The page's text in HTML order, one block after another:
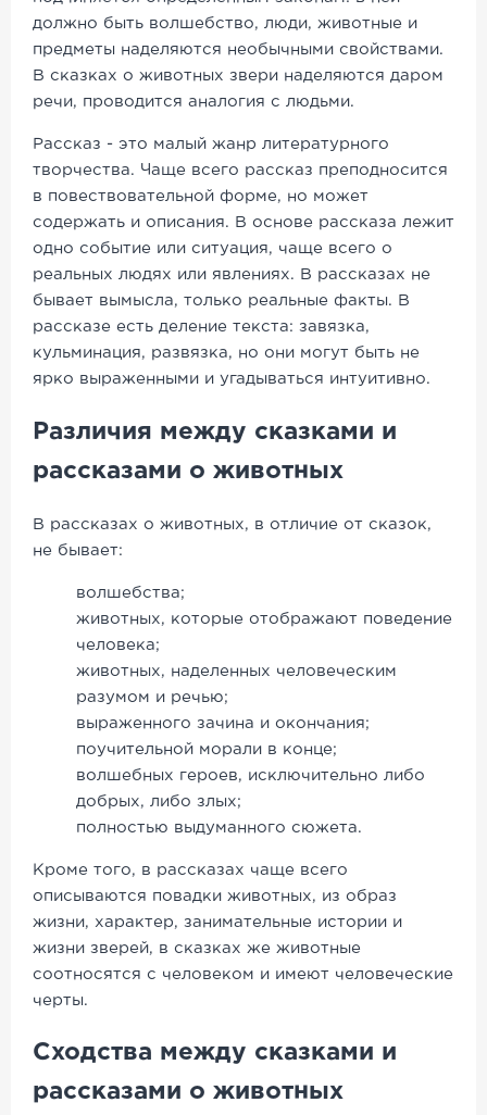
должно быть волшебство, люди, животные и
предметы наделяются необычными свойствами.
В сказках о животных звери наделяются даром
речи, проводится аналогия с людьми.
Рассказ - это малый жанр литературного
творчества. Чаще всего рассказ преподносится
в повествовательной форме, но может
содержать и описания. В основе рассказа лежит
одно событие или ситуация, чаще всего о
реальных людях или явлениях. В рассказах не
бывает вымысла, только реальные факты. В
рассказе есть деление текста: завязка,
кульминация, развязка, но они могут быть не
ярко выраженными и угадываться интуитивно.
Различия между сказками и
рассказами о животных
В рассказах о животных, в отличие от сказок,
не бывает:
волшебства;
животных, которые отображают поведение
человека;
животных, наделенных человеческим
разумом и речью;
выраженного зачина и окончания;
поучительной морали в конце;
волшебных героев, исключительно либо
добрых, либо злых;
полностью выдуманного сюжета.
Кроме того, в рассказах чаще всего
описываются повадки животных, из образ
жизни, характер, занимательные истории и
жизни зверей, в сказках же животные
соотносятся с человеком и имеют человеческие
черты.
Сходства между сказками и
рассказами о животных